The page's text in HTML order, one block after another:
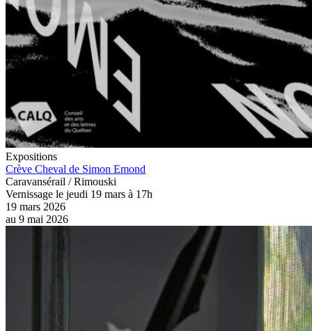
Expositions
Crève Cheval de Simon Emond
Caravansérail / Rimouski
Vernissage le jeudi 19 mars à 17h
19 mars 2026
au 9 mai 2026